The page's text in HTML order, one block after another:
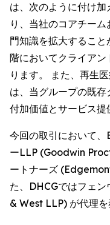
は、次のように付け
り、当社のコアチー
門知識を拡大するこ
階においてクライア
ります。 また、再生
は、当グループの既
付加価値とサービス提
今回の取引において
ーLLP (Goodwin
ートナーズ
た、DHCGではフェ
& West LLP) が代理を